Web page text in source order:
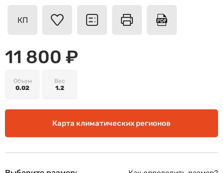
КП
11 800 ₽
Объем
0.02
Вес
1.2
Карта климатических регионов